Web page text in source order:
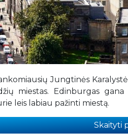
Jungtinės
miestas. Edinburgas gana
leis labiau pažinti miestą.
Skaityti